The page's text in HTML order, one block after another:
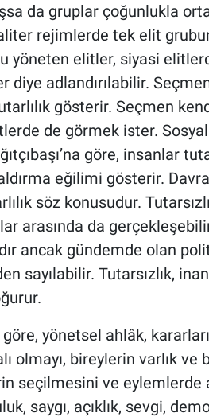
da gruplar çoğunlukla
rejimlerde tek elit
yöneten elitler, siyasi
diye adlandırılabilir.
gösterir. Seçmen
de görmek ister.
göre, insanlar
eğilimi gösterir.
söz konusudur.
arasında da
ancak gündemde olan
sayılabilir. Tutarsızlık,
yönetsel ahlâk,
olmayı, bireylerin varlık ve
seçilmesini ve eylemlerde
saygı, açıklık, sevgi,